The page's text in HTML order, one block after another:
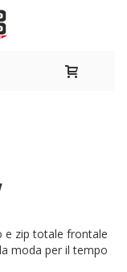
e zip totale frontale
moda per il tempo